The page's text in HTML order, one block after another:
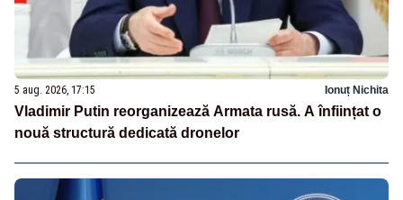
5 aug. 2026, 17:15 Ionuț Nichita
Vladimir Putin reorganizează Armata rusă. A înființat o
nouă structură dedicată dronelor